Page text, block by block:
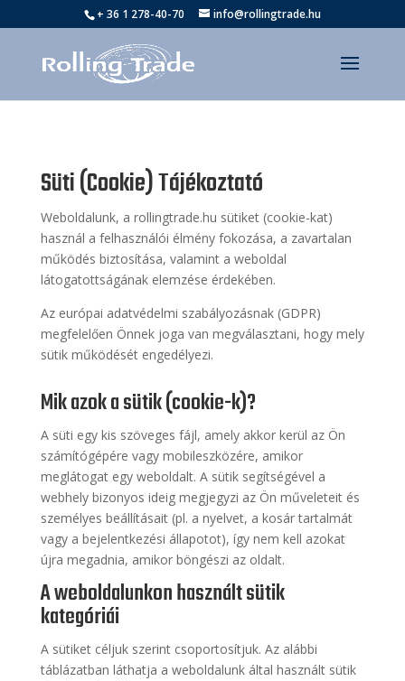
+ 36 1 278-40-70 info@rollingtrade.hu
Süti (Cookie) Tájékoztató
Weboldalunk, a rollingtrade.hu sütiket (cookie-kat)
használ a felhasználói élmény fokozása, a zavartalan
működés biztosítása, valamint a weboldal
látogatottságának elemzése érdekében.
Az európai adatvédelmi szabályozásnak (GDPR)
megfelelően Önnek joga van megválasztani, hogy mely
sütik működését engedélyezi.
Mik azok a sütik (cookie-k)?
A süti egy kis szöveges fájl, amely akkor kerül az Ön
számítógépére vagy mobileszközére, amikor
meglátogat egy weboldalt. A sütik segítségével a
webhely bizonyos ideig megjegyzi az Ön műveleteit és
személyes beállításait (pl. a nyelvet, a kosár tartalmát
vagy a bejelentkezési állapotot), így nem kell azokat
újra megadnia, amikor böngészi az oldalt.
A weboldalunkon használt sütik
kategóriái
A sütiket céljuk szerint csoportosítjuk. Az alábbi
táblázatban láthatja a weboldalunk által használt sütik